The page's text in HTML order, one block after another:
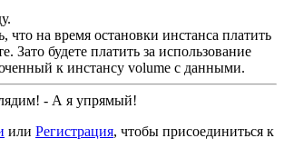
что на время остановки инстанса платить
Зато будете платить за использование
к инстансу volume с данными.
- А я упрямый!
или Регистрация, чтобы присоединиться к